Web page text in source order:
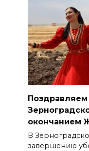
окончанием
В
завершению